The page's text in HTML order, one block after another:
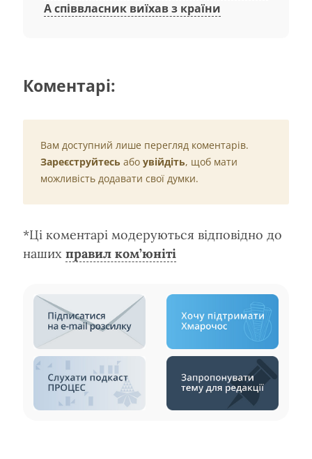
А співвласник виїхав з країни
Коментарі:
Вам доступний лише перегляд коментарів.
Зареєструйтесь або увійдіть, щоб мати
можливість додавати свої думки.
*Ці коментарі модеруються відповідно до
наших правил ком’юніті